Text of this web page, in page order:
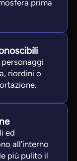
prima
riordini o
ed
all'interno
più pulito il